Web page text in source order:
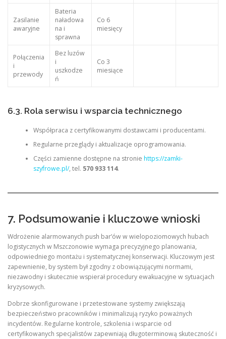
Zasilanie
awaryjne
Bateria
naładowa
na i
sprawna
Co 6
miesięcy
Połączenia
i
przewody
Bez luzów
i
uszkodze
ń
Co 3
miesiące
6.3. Rola serwisu i wsparcia technicznego
Współpraca z certyfikowanymi dostawcami i producentami.
Regularne przeglądy i aktualizacje oprogramowania.
Części zamienne dostępne na stronie https://zamki-
szyfrowe.pl/, tel. 570 933 114.
7. Podsumowanie i kluczowe wnioski
Wdrożenie alarmowanych push bar’ów w wielopoziomowych hubach
logistycznych w Mszczonowie wymaga precyzyjnego planowania,
odpowiedniego montażu i systematycznej konserwacji. Kluczowym jest
zapewnienie, by system był zgodny z obowiązującymi normami,
niezawodny i skutecznie wspierał procedury ewakuacyjne w sytuacjach
kryzysowych.
Dobrze skonfigurowane i przetestowane systemy zwiększają
bezpieczeństwo pracowników i minimalizują ryzyko poważnych
incydentów. Regularne kontrole, szkolenia i wsparcie od
certyfikowanych specjalistów zapewniają długoterminową skuteczność i